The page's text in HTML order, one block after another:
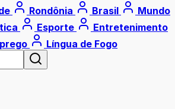
Rondônia Brasil
Mundo
Esporte
Entretenimento
Língua de Fogo